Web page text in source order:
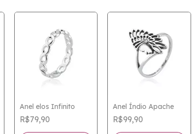
Anel elos Infinito
R$79,90
Anel Índio Apache
R$99,90